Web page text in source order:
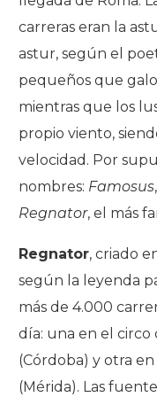
carreras eran la
astur, según el
pequeños que
mientras que los
propio viento,
velocidad. Por
nombres: Famosus,
Regnator, el más
Regnator, criado
según la leyenda
más de 4.000
día: una en el circo
(Córdoba) y otra
(Mérida). Las